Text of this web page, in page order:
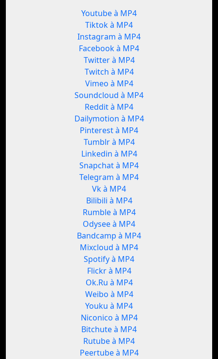
Youtube à MP4
Tiktok à MP4
Instagram à MP4
Facebook à MP4
Twitter à MP4
Twitch à MP4
Vimeo à MP4
Soundcloud à MP4
Reddit à MP4
Dailymotion à MP4
Pinterest à MP4
Tumblr à MP4
Linkedin à MP4
Snapchat à MP4
Telegram à MP4
Vk à MP4
Bilibili à MP4
Rumble à MP4
Odysee à MP4
Bandcamp à MP4
Mixcloud à MP4
Spotify à MP4
Flickr à MP4
Ok.Ru à MP4
Weibo à MP4
Youku à MP4
Niconico à MP4
Bitchute à MP4
Rutube à MP4
Peertube à MP4